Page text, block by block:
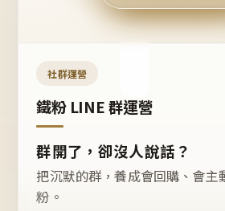
社群運營
鐵粉 LINE 群運營
群開了，卻沒人說話？
把沉默的群，養成會回購、會主
粉。